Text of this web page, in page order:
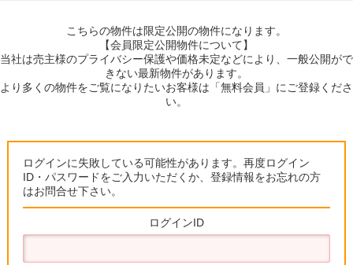
こちらの物件は限定公開の物件になります。
【会員限定公開物件について】
当社は売主様のプライバシー保護や価格未定などにより、一般公開がで
きない最新物件があります。
より多くの物件をご覧になりたいお客様は「無料会員」にご登録くださ
い。
ログインに失敗している可能性があります。再度ログイン
ID・パスワードをご入力いただくか、登録情報をお忘れの方
はお問合せ下さい。
ログインID